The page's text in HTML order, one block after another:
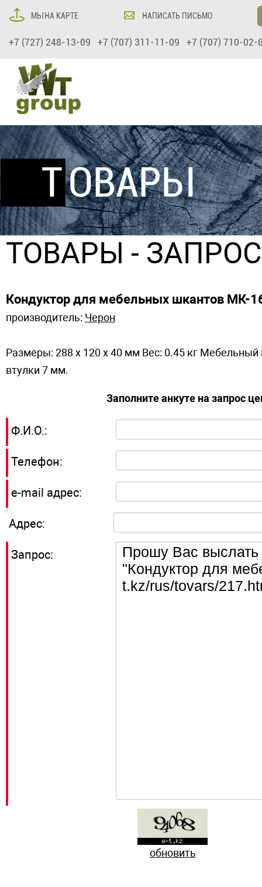
МЫ НА КАРТЕ НАПИСАТЬ ПИСЬМО
+7 (727) 248-13-09 +7 (707) 311-11-09 +7 (707) 710-02-
ТОВАРЫ
ТОВАРЫ -
Кондуктор для мебельных шкантов МК-
производитель: Черон
Размеры: 288 x 120 x 40 мм Вес: 0.45 кг
втулки 7 мм.
Заполните анкуте на запрос
Ф.И.О.:
Телефон:
e-mail адрес:
Адрес:
Запрос:
обновить